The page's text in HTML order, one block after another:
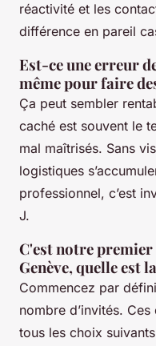
réactivité et les
différence en pareil
Est-ce une erreur
même pour faire
Ça peut sembler
caché est souvent le
mal maîtrisés. Sans
logistiques
professionnel, c’est
J.
C'est notre premier
Genève, quelle est
Commencez par
nombre d’invités.
tous les choix